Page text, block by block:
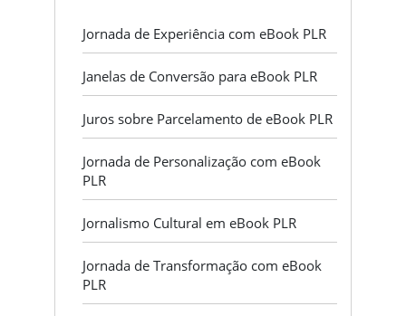
Jornada de Experiência com eBook PLR
Janelas de Conversão para eBook PLR
Juros sobre Parcelamento de eBook PLR
Jornada de Personalização com eBook
PLR
Jornalismo Cultural em eBook PLR
Jornada de Transformação com eBook
PLR